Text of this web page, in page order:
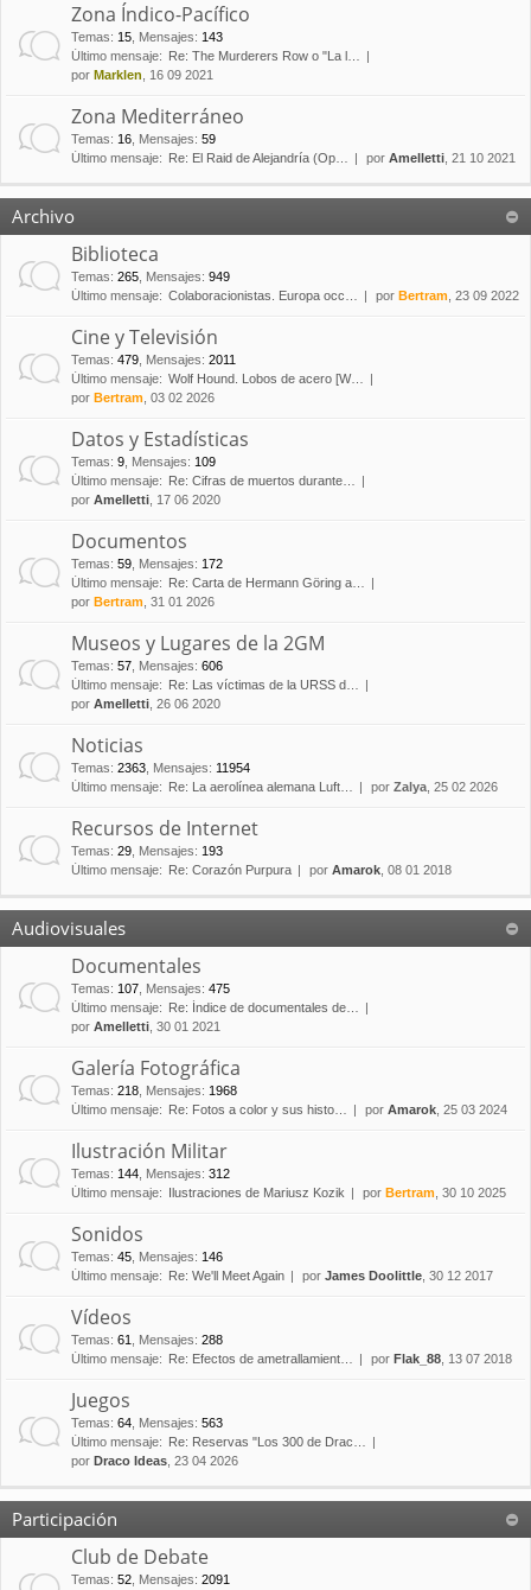
Zona Índico-Pacífico
Temas: 15 Mensajes: 143
Último mensaje:
Re: The Murderers Row o "La l…
por Marklen , 16 09 2021
Zona Mediterráneo
Temas: 16 Mensajes: 59
Último mensaje:
Re: El Raid de Alejandría (Op… por Amelletti , 21 10 2021
Archivo
Biblioteca
Temas: 265 Mensajes: 949
Último mensaje: Colaboracionistas. Europa occ… por Bertram , 23 09 2022
Cine y Televisión
Temas: 479 Mensajes: 2011
Último mensaje: Wolf Hound. Lobos de acero [W…
por Bertram , 03 02 2026
Datos y Estadísticas
Temas: 9 Mensajes: 109
Último mensaje:
Re: Cifras de muertos durante…
por Amelletti , 17 06 2020
Documentos
Temas: 59 Mensajes: 172
Último mensaje:
Re: Carta de Hermann Göring a…
por Bertram , 31 01 2026
Museos y Lugares de la 2GM
Temas: 57 Mensajes: 606
Último mensaje:
Re: Las víctimas de la URSS d…
por Amelletti , 26 06 2020
Noticias
Temas: 2363 Mensajes: 11954
Último mensaje:
Re: La aerolínea alemana Luft… por Zalya , 25 02 2026
Recursos de Internet
Temas: 29 Mensajes: 193
Último mensaje:
Re: Corazón Purpura por Amarok , 08 01 2018
Audiovisuales
Documentales
Temas: 107 Mensajes: 475
Último mensaje:
Re: Índice de documentales de…
por Amelletti , 30 01 2021
Galería Fotográfica
Temas: 218 Mensajes: 1968
Último mensaje:
Re: Fotos a color y sus histo… por Amarok , 25 03 2024
Ilustración Militar
Temas: 144 Mensajes: 312
Último mensaje:
Ilustraciones de Mariusz Kozik por Bertram , 30 10 2025
Sonidos
Temas: 45 Mensajes: 146
Último mensaje:
Re: We'll Meet Again por James Doolittle , 30 12 2017
Vídeos
Temas: 61 Mensajes: 288
Último mensaje:
Re: Efectos de ametrallamient… por Flak_88 , 13 07 2018
Juegos
Temas: 64 Mensajes: 563
Último mensaje:
Re: Reservas "Los 300 de Drac…
por Draco Ideas , 23 04 2026
Participación
Club de Debate
Temas: 52 Mensajes: 2091